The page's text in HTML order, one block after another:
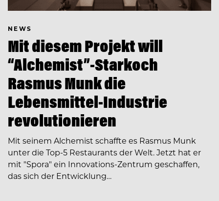
NEWS
Mit diesem Projekt will
“Alchemist”-Starkoch
Rasmus Munk die
Lebensmittel-Industrie
revolutionieren
Mit seinem Alchemist schaffte es Rasmus Munk
unter die Top-5 Restaurants der Welt. Jetzt hat er
mit "Spora" ein Innovations-Zentrum geschaffen,
das sich der Entwicklung…